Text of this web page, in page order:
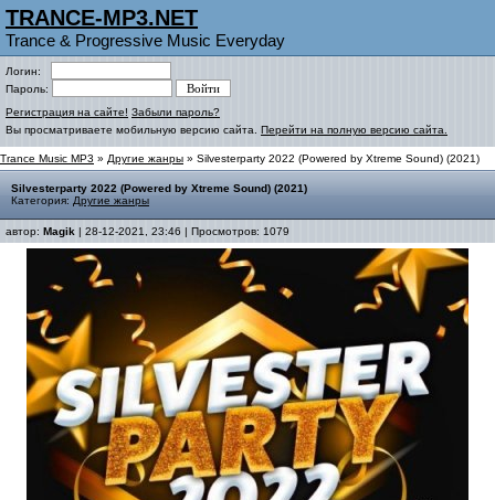
TRANCE-MP3.NET
Trance & Progressive Music Everyday
Логин:
Пароль:
Регистрация на сайте! Забыли пароль?
Вы просматриваете мобильную версию сайта. Перейти на полную версию сайта.
Trance Music MP3 » Другие жанры » Silvesterparty 2022 (Powered by Xtreme Sound) (2021)
Silvesterparty 2022 (Powered by Xtreme Sound) (2021)
Категория: Другие жанры
автор: Magik | 28-12-2021, 23:46 | Просмотров: 1079